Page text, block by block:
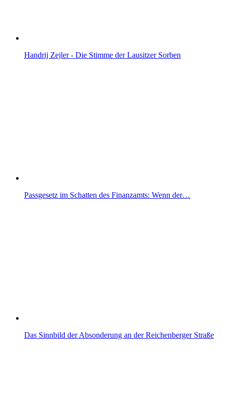
Handrij Zejler - Die Stimme der Lausitzer Sorben
Passgesetz im Schatten des Finanzamts: Wenn der…
Das Sinnbild der Absonderung an der Reichenberger Straße